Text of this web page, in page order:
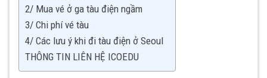
2/ Mua vé ở ga tàu điện ngầm
3/ Chi phí vé tàu
4/ Các lưu ý khi đi tàu điện ở Seoul
THÔNG TIN LIÊN HỆ ICOEDU